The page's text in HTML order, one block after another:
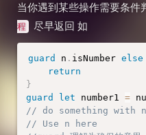
当你遇到某些操作需要条件
程
尽早返回 如
guard n . isNumber else
return
}
guard
let number1 =
// do something with
// Use n here